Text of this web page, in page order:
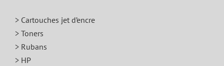
> Cartouches jet d’encre
> Toners
> Rubans
> HP